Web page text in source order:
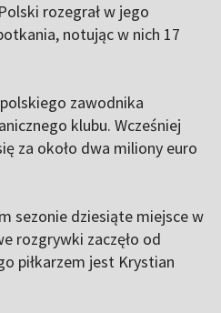
rozegrał w jego
notując w nich 17
zawodnika
klubu. Wcześniej
za około dwa miliony euro
sezonie dziesiąte miejsce w
rozgrywki zaczęło od
piłkarzem jest Krystian